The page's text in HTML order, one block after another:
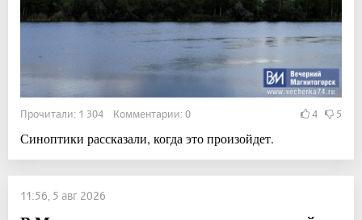
Прочитали: 1 304 Комментарии: 0 4 5
Синоптики рассказали, когда это произойдет.
11:56, 5 авг 2026